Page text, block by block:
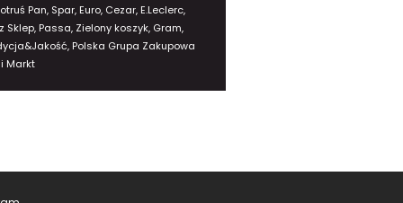
Pan, Spar, Euro, Cezar, E.Leclerc,
Sklep, Passa, Zielony koszyk, Gram,
Polska Grupa Zakupowa
Markt